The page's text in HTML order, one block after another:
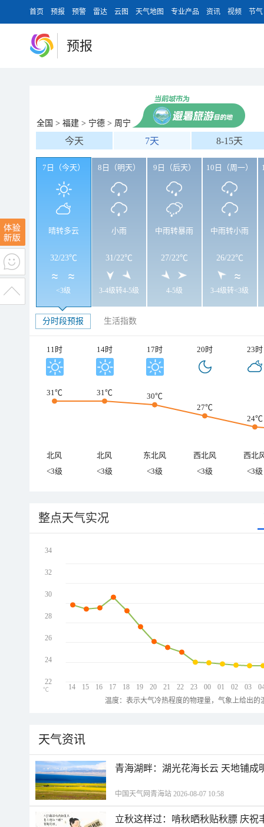
首页 预报 预警 雷达 云图 天气地图 专业产品 资讯 视频 节气
预报
全国 > 福建 > 宁德 > 周宁
今天 7天 8-15天
7日（今天）
晴转多云
32/23℃
<3级
8日（明天）
小雨
31/22℃
3-4级转4-5级
9日（后天）
中雨转暴雨
27/22℃
4-5级
10日（周一）
中雨转小雨
26/22℃
3-4级转<3级
分时段预报 生活指数
11时 14时 17时 20时 23时
31℃ 31℃
30℃
27℃
24℃
北风 北风 东北风 西北风
西北
<3级
<3级 <3级 <3级 <3级
整点天气实况
14 15 16 17 18 19 20 21 22 23 00 01 02 03
34
32
30
28
26
24
22
℃
温度：表示大气冷热程度的物理量，气象上给出
天气资讯
青海湖畔：湖光花海长云 天地铺成
中国天气网青海站 2026-08-07 10:58
立秋这样过：啃秋晒秋贴秋膘 庆祝